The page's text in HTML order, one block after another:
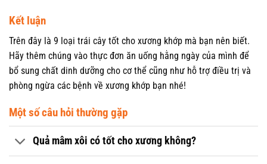
Kết luận
Trên đây là 9 loại trái cây tốt cho xương khớp mà bạn nên biết.
Hãy thêm chúng vào thực đơn ăn uống hằng ngày của mình để
bổ sung chất dinh dưỡng cho cơ thể cũng như hỗ trợ điều trị và
phòng ngừa các bệnh về xương khớp bạn nhé!
Một số câu hỏi thường gặp
Quả mâm xôi có tốt cho xương không?